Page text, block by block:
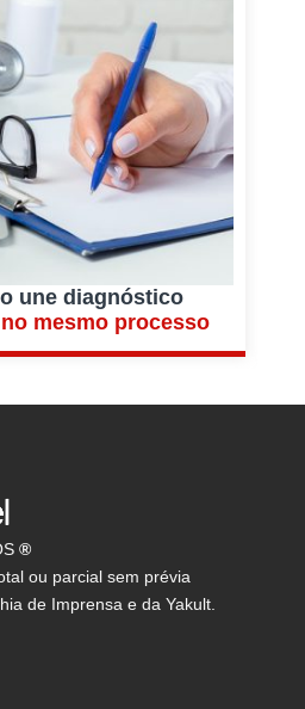
une diagnóstico
mesmo processo
®
ou parcial sem prévia
de Imprensa e da Yakult.